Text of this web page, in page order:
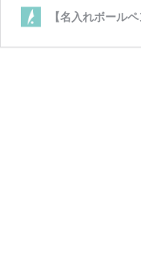
【名入れボール